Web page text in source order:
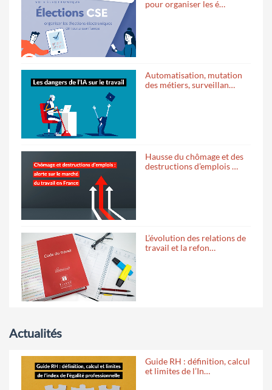
pour organiser les é…
Automatisation, mutation
des métiers, surveillan…
Hausse du chômage et des
destructions d’emplois …
L’évolution des relations de
travail et la refon…
Actualités
Guide RH : définition, calcul
et limites de l’In…